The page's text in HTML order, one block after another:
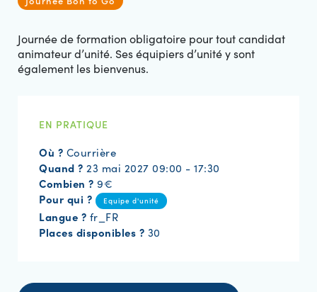
Journée de formation obligatoire pour tout candidat
animateur d’unité. Ses équipiers d’unité y sont
également les bienvenus.
EN PRATIQUE
Où ? Courrière
Quand ? 23 mai 2027 09:00 - 17:30
Combien ? 9€
Pour qui ? Equipe d'unité
Langue ? fr_FR
Places disponibles ? 30